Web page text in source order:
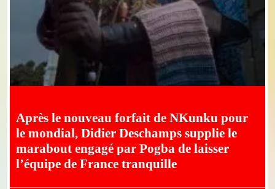
Après le nouveau forfait de NKunku pour
le mondial, Didier Deschamps supplie le
marabout engagé par Pogba de laisser
l’équipe de France tranquille